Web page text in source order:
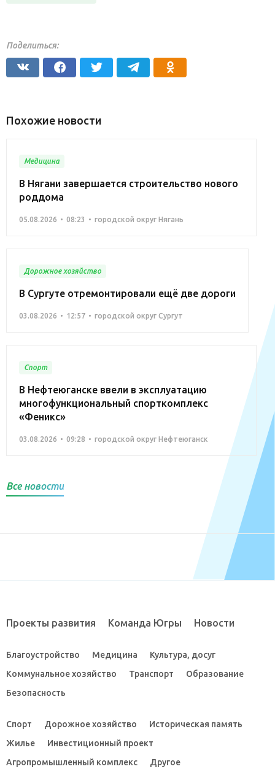
Поделиться:
Похожие новости
Медицина
В Нягани завершается строительство нового
роддома
05.08.2026 08:23 городской округ Нягань
Дорожное хозяйство
В Сургуте отремонтировали ещё две дороги
03.08.2026 12:57 городской округ Сургут
Спорт
В Нефтеюганске ввели в эксплуатацию
многофункциональный спорткомплекс
«Феникс»
03.08.2026 09:28 городской округ Нефтеюганск
Все новости
Проекты развития Команда Югры Новости
Благоустройство Медицина
Культура, досуг
Коммунальное хозяйство
Транспорт
Образование
Безопасность
Спорт Дорожное хозяйство
Историческая память
Жилье
Инвестиционный проект
Агропромышленный комплекс
Другое